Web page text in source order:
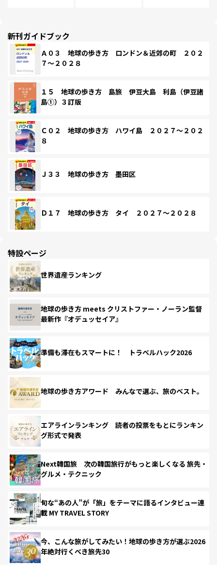
新刊ガイドブック
Ａ０３ 地球の歩き方 ロンドン＆近郊の町 ２０２
７～２０２８
１５ 地球の歩き方 島旅 伊豆大島 利島（伊豆諸
島①）３訂版
Ｃ０２ 地球の歩き方 ハワイ島 ２０２７～２０２
８
Ｊ３３ 地球の歩き方 墨田区
Ｄ１７ 地球の歩き方 タイ ２０２７～２０２８
特設ページ
世界遺産ランキング
地球の歩き方 meets クリストファー・ノーラン監督
最新作『オデュッセイア』
準備も滞在もスマートに！ トラベルハック2026
地球の歩き方アワード みんなで選ぶ、旅のベスト。
エアラインランキング 読者の投票をもとにランキン
グ形式で発表
Next韓国旅 次の韓国旅行がもっと楽しくなる 旅先・
グルメ・テクニック
旬な“あの人”が「旅」をテーマに語るインタビュー連
載 MY TRAVEL STORY
今、こんな旅がしてみたい！地球の歩き方が選ぶ2026
年絶対行くべき旅先30